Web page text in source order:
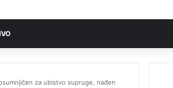
za ubistvo supruge, nađen